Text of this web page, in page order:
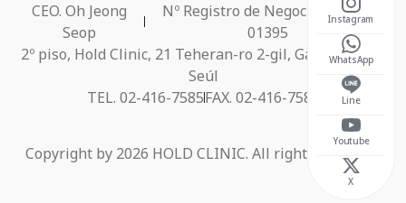
Instagram
WhatsApp
Line
Youtube
X
CEO. Oh Jeong
Seop
Nº Registro de Negocio 686-40-
01395
2º piso, Hold Clinic, 21 Teheran-ro 2-gil, Gangnam-gu,
Seúl
TEL. 02-416-7585FAX. 02-416-7584
Copyright by 2026 HOLD CLINIC. All rights reserved.